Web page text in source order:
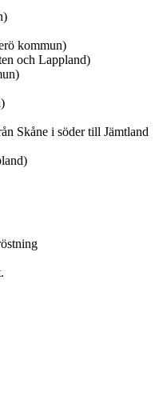
kommun)
och Lappland)
Skåne i söder till Jämtland